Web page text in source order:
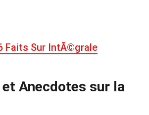
Faits Sur IntÃ©grale
Anecdotes sur la